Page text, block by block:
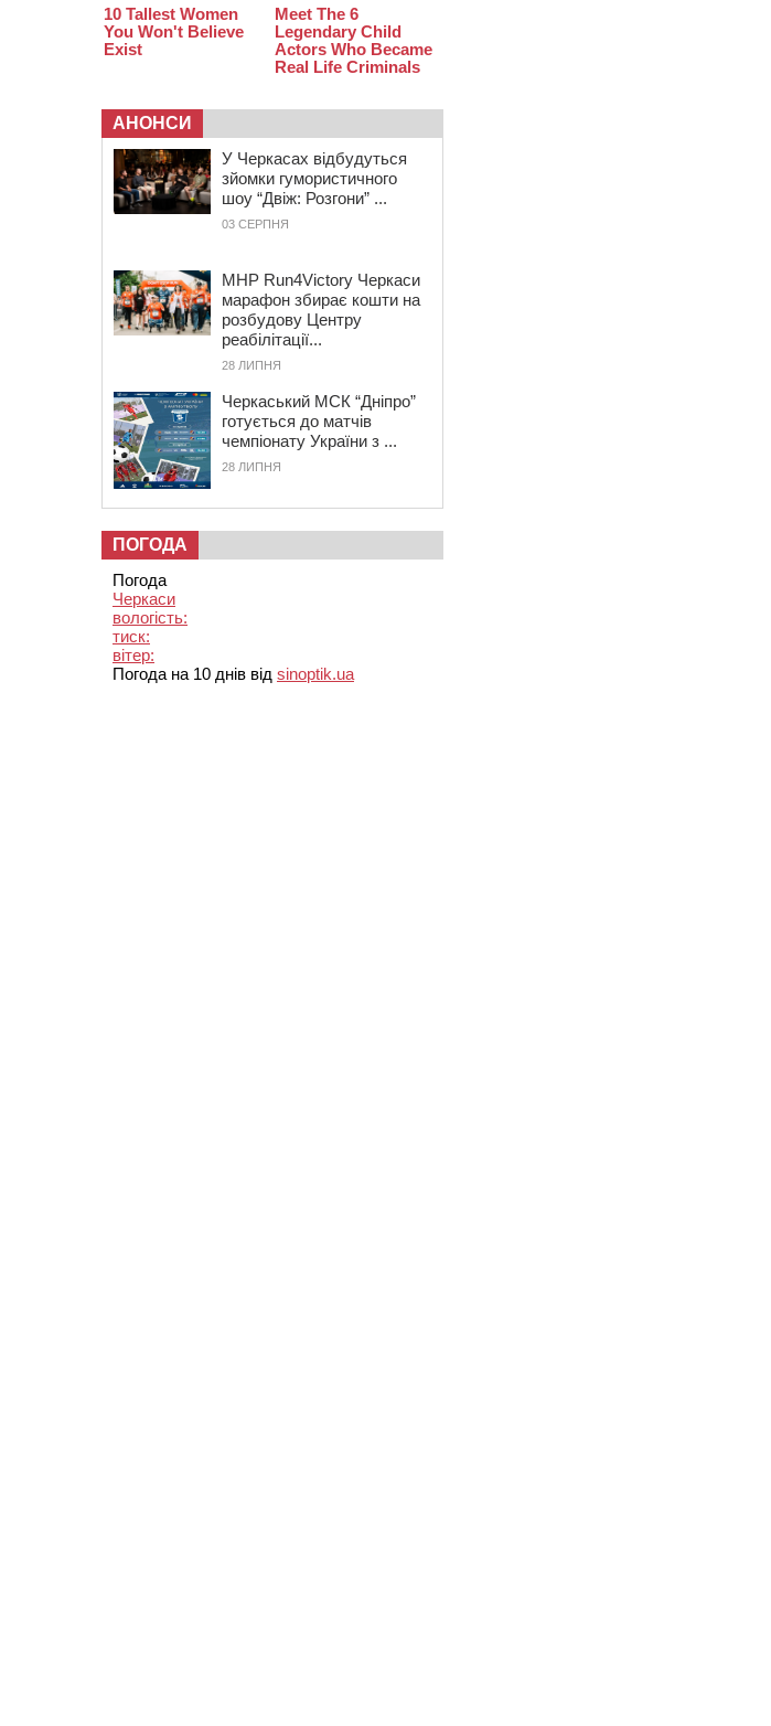
АНОНСИ
У Черкасах відбудуться
зйомки гумористичного
шоу “Двіж: Розгони” ...
03 СЕРПНЯ
MHP Run4Victory Черкаси
марафон збирає кошти на
розбудову Центру
реабілітації...
28 ЛИПНЯ
Черкаський МСК “Дніпро”
готується до матчів
чемпіонату України з ...
28 ЛИПНЯ
ПОГОДА
Погода
Черкаси
вологість:
тиск:
вітер:
Погода на 10 днів від sinoptik.ua